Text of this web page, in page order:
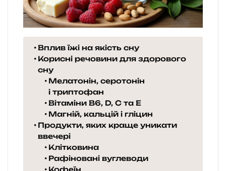
Вплив їжі на якість сну
Корисні речовини для здорового
сну
Мелатонін, серотонін
і триптофан
Вітаміни В6, D, С та Е
Магній, кальцій і гліцин
Продукти, яких краще уникати
ввечері
Клітковина
Рафіновані вуглеводи